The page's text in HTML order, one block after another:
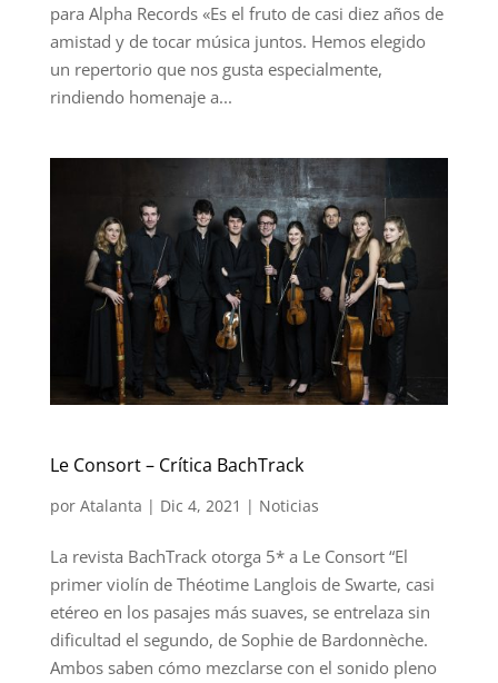
para Alpha Records «Es el fruto de casi diez años de
amistad y de tocar música juntos. Hemos elegido
un repertorio que nos gusta especialmente,
rindiendo homenaje a...
Le Consort – Crítica BachTrack
por Atalanta | Dic 4, 2021 | Noticias
La revista BachTrack otorga 5* a Le Consort “El
primer violín de Théotime Langlois de Swarte, casi
etéreo en los pasajes más suaves, se entrelaza sin
dificultad el segundo, de Sophie de Bardonnèche.
Ambos saben cómo mezclarse con el sonido pleno